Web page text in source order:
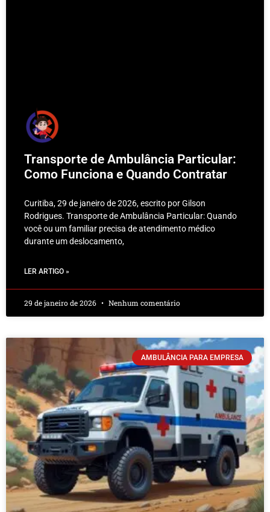
Transporte de Ambulância Particular:
Como Funciona e Quando Contratar
Curitiba, 29 de janeiro de 2026, escrito por Gilson
Rodrigues. Transporte de Ambulância Particular: Quando
você ou um familiar precisa de atendimento médico
durante um deslocamento,
LER ARTIGO »
29 de janeiro de 2026 Nenhum comentário
AMBULÂNCIA PARA EMPRESA